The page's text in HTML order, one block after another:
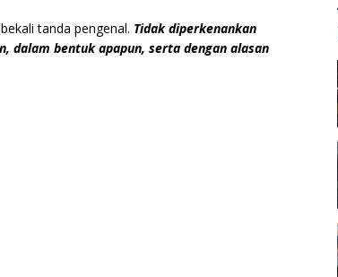
tanda pengenal. Tidak diperkenankan
dalam bentuk apapun, serta dengan alasan